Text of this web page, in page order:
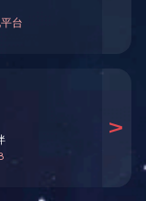
的各种型号输送机、大
等设备。可为煤矿、铁
械设备。安达机械
以高
质的产品、周到的服